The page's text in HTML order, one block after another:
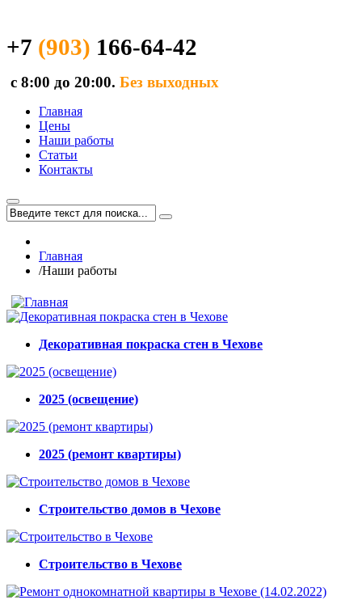
+7 (903) 166-64-42
с 8:00 до 20:00. Без выходных
Главная
Цены
Наши работы
Статьи
Контакты
Главная
/Наши работы
Декоративная покраска стен в Чехове
2025 (освещение)
2025 (ремонт квартиры)
Строительство домов в Чехове
Строительство в Чехове